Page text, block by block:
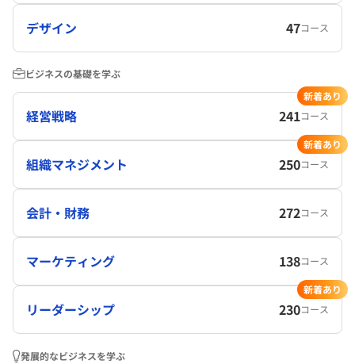
デザイン 47コース
ビジネスの基礎を学ぶ
経営戦略 241コース
新着あり
組織マネジメント 250コース
新着あり
会計・財務 272コース
マーケティング 138コース
リーダーシップ 230コース
新着あり
発展的なビジネスを学ぶ